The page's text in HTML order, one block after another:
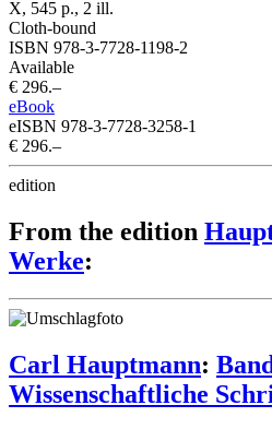
X, 545 p., 2 ill.
Cloth-bound
ISBN 978-3-7728-1198-2
Available
€ 296.–
eBook
eISBN 978-3-7728-3258-1
€ 296.–
edition
From the edition
Werke:
Carl Hauptmann:
Wissenschaftliche